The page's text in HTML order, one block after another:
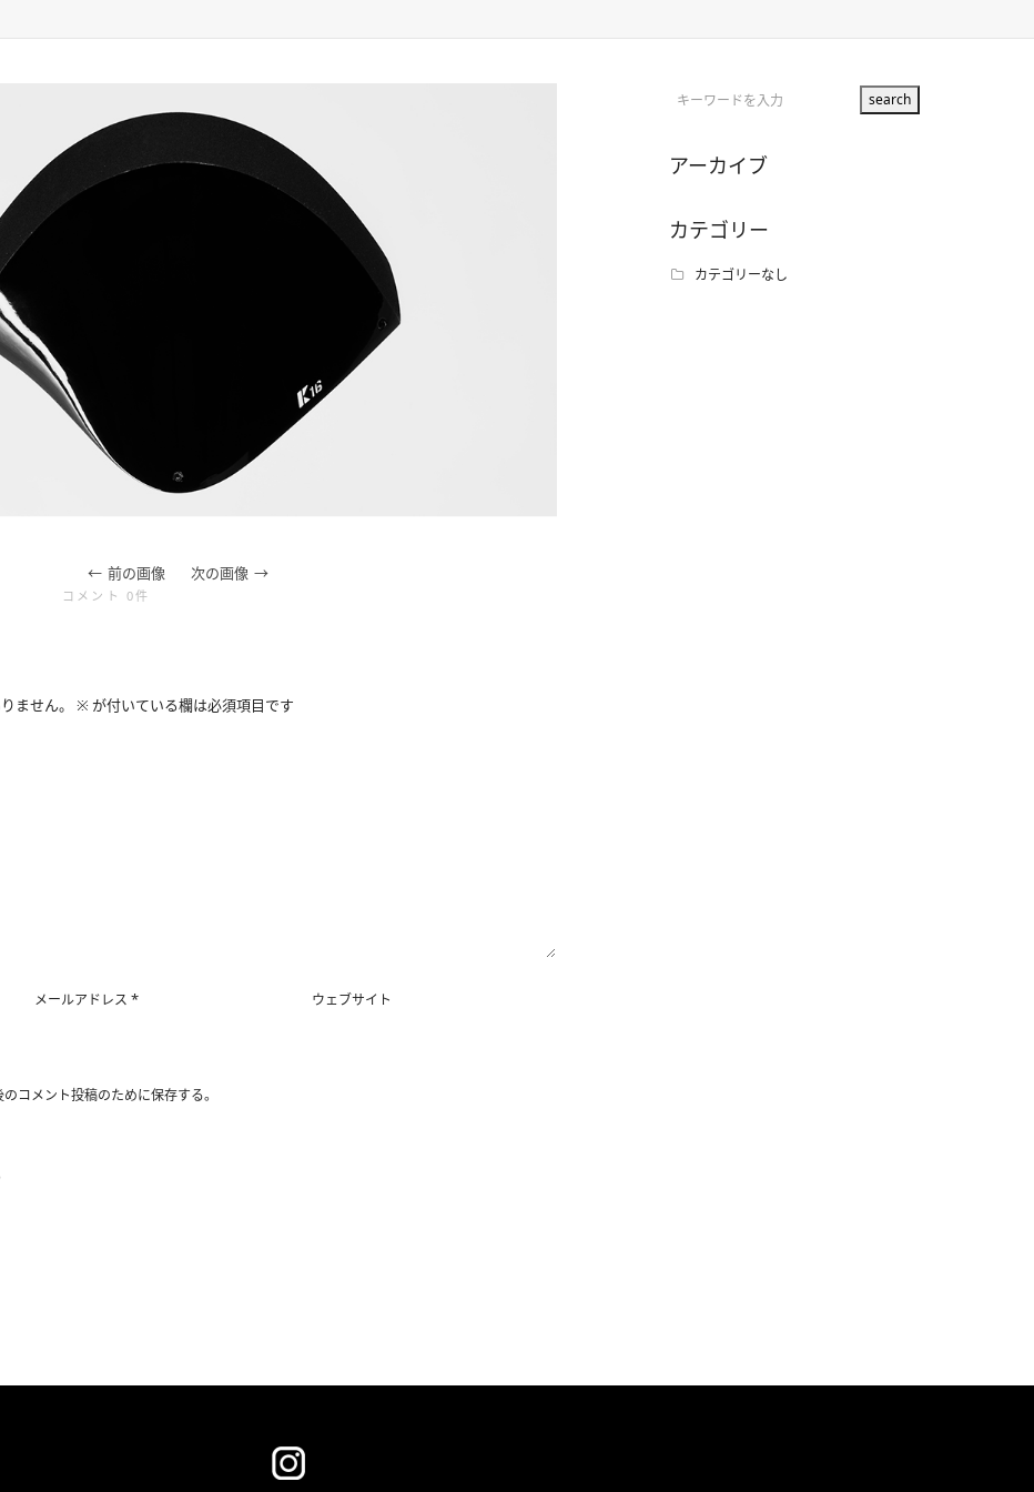
前の画像 次の画像
コメント 0件
ません。 ※ が付いている欄は必須項目です
メールアドレス * ウェブサイト
コメント投稿のために保存する。
アーカイブ
カテゴリー
カテゴリーなし